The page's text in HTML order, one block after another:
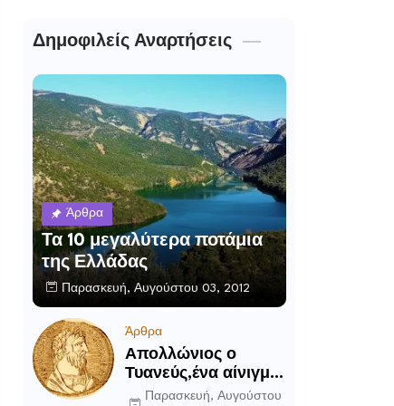
Δημοφιλείς Αναρτήσεις
Άρθρα
Τα 10 μεγαλύτερα ποτάμια
της Ελλάδας
Παρασκευή, Αυγούστου 03, 2012
Άρθρα
Απολλώνιος ο
Τυανεύς,ένα αίνιγμα
του αρχαίου κόσμου
Παρασκευή, Αυγούστου